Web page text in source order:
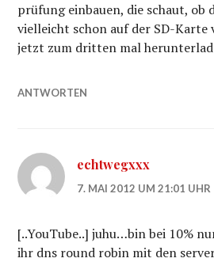
prüfung einbauen, die schaut, ob
vielleicht schon auf der SD-Karte
jetzt zum dritten mal
ANTWORTEN
echtwegxxx
7. MAI 2012 UM 21:01 UHR
[..YouTube..] juhu…bin bei 10%
ihr dns round robin mit den